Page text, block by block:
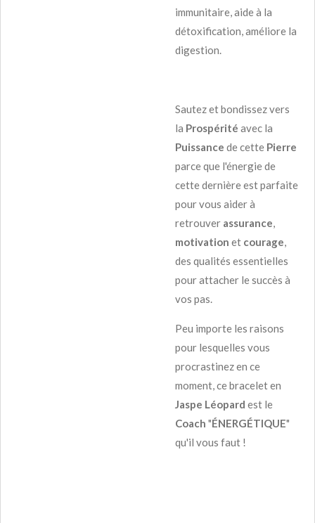
immunitaire, aide à la
détoxification, améliore la
digestion.
Sautez et bondissez vers
la Prospérité avec la
Puissance de cette Pierre
parce que l'énergie de
cette dernière est parfaite
pour vous aider à
retrouver assurance,
motivation et courage,
des qualités essentielles
pour attacher le succès à
vos pas.
Peu importe les raisons
pour lesquelles vous
procrastinez en ce
moment, ce bracelet en
Jaspe Léopard est le
Coach "ÉNERGÉTIQUE"
qu'il vous faut !